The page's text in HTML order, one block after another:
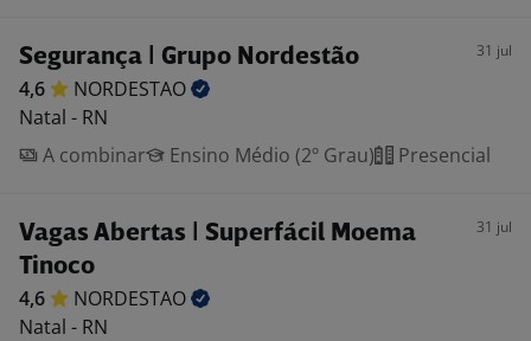
Segurança | Grupo Nordestão 31 jul
4,6
NORDESTAO
Natal - RN
A combinar
Ensino Médio (2º Grau) Presencial
Vagas Abertas | Superfácil Moema
Tinoco
31 jul
4,6
NORDESTAO
Natal - RN